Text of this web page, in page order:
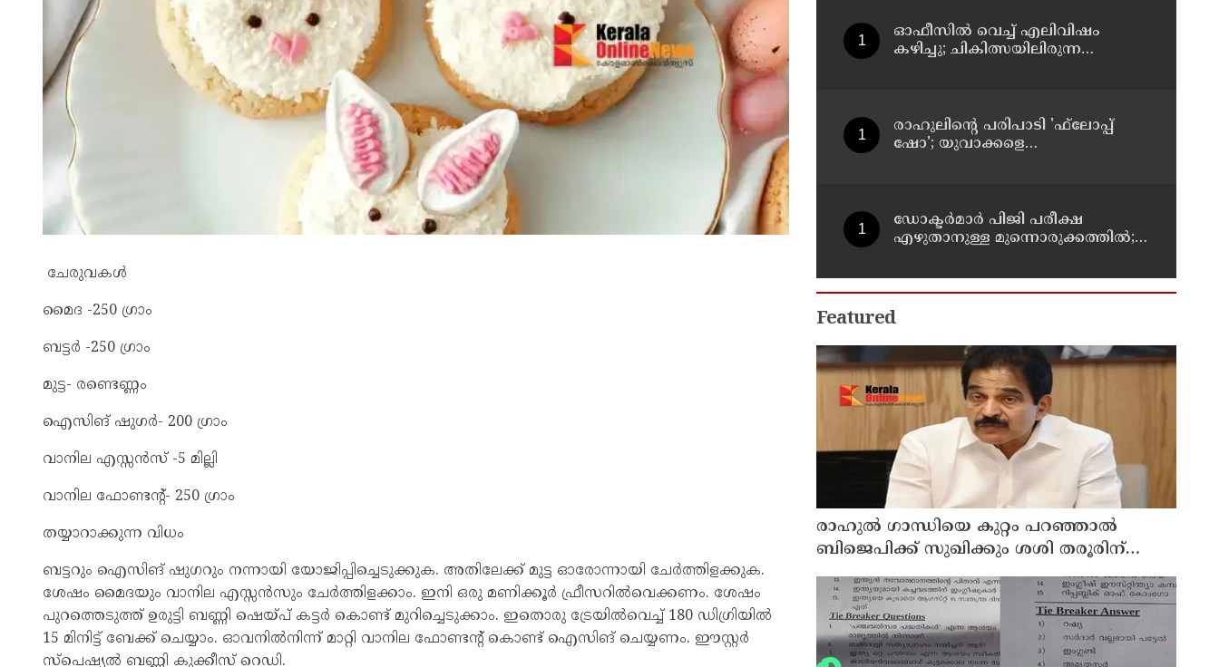
ചേരുവകള്‍
മൈദ -250 ഗ്രാം
ബട്ടര്‍ -250 ഗ്രാം
മുട്ട- രണ്ടെണ്ണം
ഐസിങ് ഷുഗര്‍- 200 ഗ്രാം
വാനില എസ്സന്‍സ് -5 മില്ലി
വാനില ഫോണ്ടന്റ്- 250 ഗ്രാം
തയ്യാറാക്കുന്ന വിധം
ബട്ടറും ഐസിങ് ഷുഗറും നന്നായി യോജിപ്പിച്ചെടുക്കുക. അതിലേക്ക് മുട്ട ഓരോന്നായി ചേര്‍ത്തിളക്കുക.
ശേഷം മൈദയും വാനില എസ്സന്‍സും ചേര്‍ത്തിളക്കാം. ഇനി ഒരു മണിക്കൂര്‍ ഫ്രീസറില്‍വെക്കണം. ശേഷം
പുറത്തെടുത്ത് ഉരുട്ടി ബണ്ണി ഷെയ്പ് കട്ടര്‍ കൊണ്ട് മുറിച്ചെടുക്കാം. ഇതൊരു ട്രേയില്‍വെച്ച് 180 ഡിഗ്രിയില്‍
15 മിനിട്ട് ബേക്ക് ചെയ്യാം. ഓവനില്‍നിന്ന് മാറ്റി വാനില ഫോണ്ടന്‍റ്​ കൊണ്ട് ഐസിങ് ചെയ്യണം. ഈസ്റ്റർ
സ്പെഷ്യൽ ബണ്ണി കുക്കീസ് റെഡി.
ഓഫീസില്‍ വെച്ച് എലിവിഷം
കഴിച്ചു; ചികിത്സയിലിരുന്ന
രാഹുലിന്റെ പരിപാടി 'ഫ്‌ലോപ്പ്
ഷോ'; യുവാക്കളെ
ഡോക്ടര്‍മാര്‍ പിജി പരീക്ഷ
എഴുതാനുള്ള മുന്നൊരുക്കത്തില്‍;
കുടുംബാരോഗ്യ കേന്ദ്രം
അടച്ചുപൂട്ടി
Featured
രാഹുല്‍ ഗാന്ധിയെ കുറ്റം പറഞ്ഞാല്‍
ബിജെപിക്ക് സുഖിക്കും ശശി തരൂരിന്
മറുപടിയുമായി കെ സി വേണുഗോപാല്‍